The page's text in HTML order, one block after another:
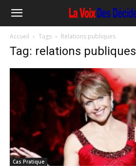
Accueil Tags Relations publiques
Tag: relations publiques
Cas Pratique